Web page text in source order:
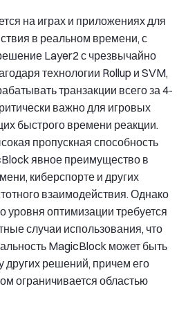
на играх и приложениях для
в реальном времени, с
Layer2 с чрезвычайно
технологии Rollup и SVM,
транзакции всего за 4-
важно для игровых
быстрого времени реакции.
пропускная способность
явное преимущество в
киберспорте и других
взаимодействия. Однако
уровня оптимизации требуется
случаи использования, что
MagicBlock может быть
других решений, причем его
ограничивается областью